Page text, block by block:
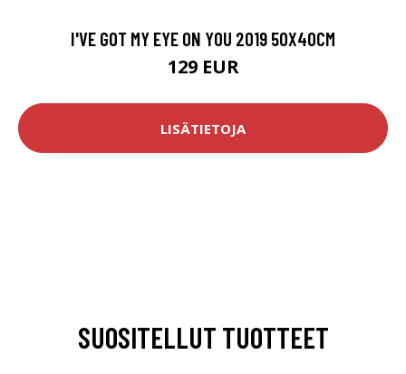
I'VE GOT MY EYE ON YOU 2019 50X40CM
129 EUR
LISÄTIETOJA
SUOSITELLUT TUOTTEET